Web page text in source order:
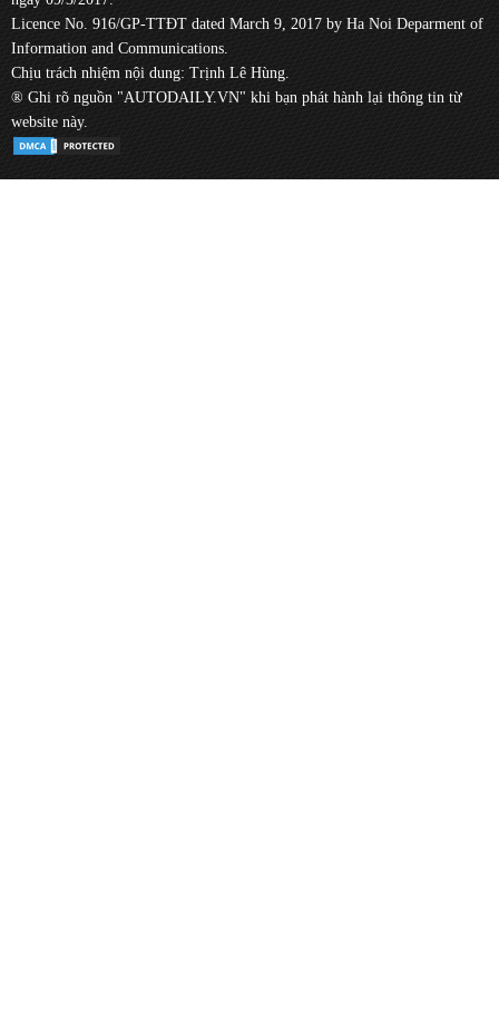
Licence No. 916/GP-TTĐT dated March 9, 2017 by Ha Noi Deparment of
Information and Communications.
Chịu trách nhiệm nội dung: Trịnh Lê Hùng.
® Ghi rõ nguồn "AUTODAILY.VN" khi bạn phát hành lại thông tin từ
website này.